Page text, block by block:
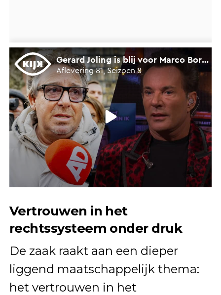
Vertrouwen in het
rechtssysteem onder druk
De zaak raakt aan een dieper
liggend maatschappelijk thema:
het vertrouwen in het